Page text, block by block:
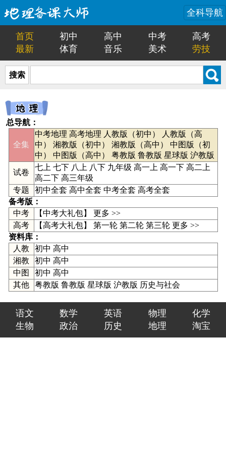
全科导航
首页 初中 高中 中考
高考
最新
体育 音乐 美术 劳技
搜索
总导航：
全集
中考地理 高考地理 人教版（初中）
人教版（高
中）
湘教版（初中） 湘教版（高中）
中图版（初
中）
中图版（高中） 粤教版 鲁教版 星球版 沪教版
试卷
七上 七下 八上 八下 九年级 高一上 高一下 高二上
高二下 高三年级
专题
初中全套 高中全套 中考全套 高考全套
备考版：
中考
【中考大礼包】 更多 >>
高考
【高考大礼包】 第一轮 第二轮 第三轮 更多 >>
资料库：
人教
初中 高中
湘教
初中 高中
中图
初中 高中
其他
粤教版 鲁教版 星球版 沪教版 历史与社会
语文 数学 英语 物理
化学
生物
政治 历史 地理 淘宝